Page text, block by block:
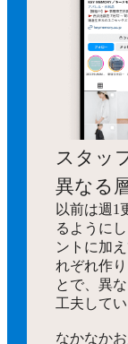
スタッ
異なる
以前は週1
るように
ントに加
れぞれ作
とで、異
工夫してい
なかなか